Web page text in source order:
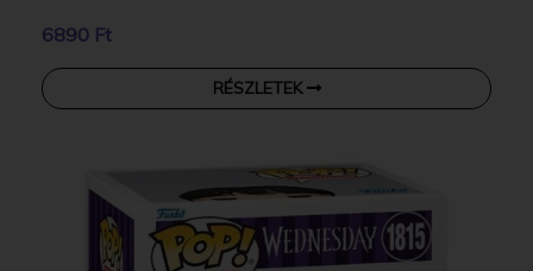
6890 Ft
RÉSZLETEK